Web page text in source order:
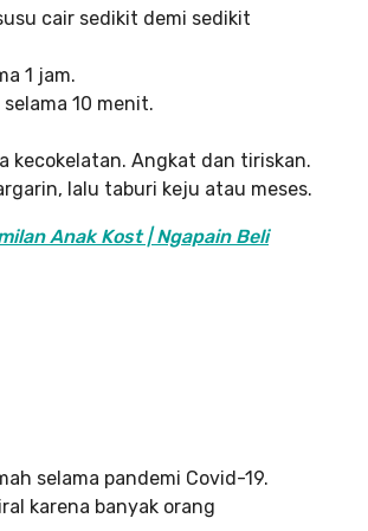
cair sedikit demi sedikit
1 jam.
10 menit.
kecokelatan. Angkat dan tiriskan.
lalu taburi keju atau meses.
Anak Kost | Ngapain Beli
selama pandemi Covid-19.
karena banyak orang